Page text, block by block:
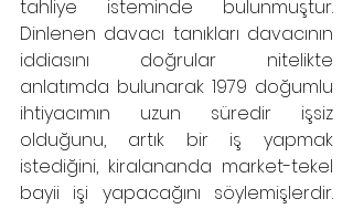
tahliye isteminde bulunmuştur.
Dinlenen davacı tanıkları davacının
iddiasını doğrular nitelikte
anlatımda bulunarak 1979 doğumlu
ihtiyacımın uzun süredir işsiz
olduğunu, artık bir iş yapmak
istediğini, kiralananda market-tekel
bayii işi yapacağını söylemişlerdir.